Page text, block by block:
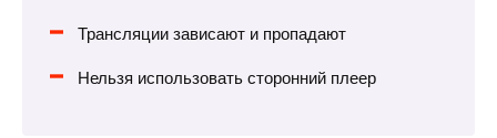
Трансляции зависают и пропадают
Нельзя использовать сторонний плеер